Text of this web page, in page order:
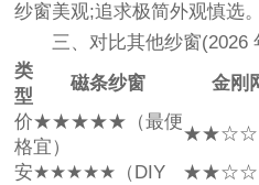
纱窗美观;追求极简外观慎选。
三、对比其他纱窗(2026
类
型
磁条纱窗 金刚
价
格
★★★★★（最便
宜）
安★★★★★（DIY